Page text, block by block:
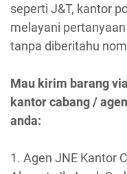
seperti J&T, kantor
melayani
tanpa diberitahu
Mau kirim barang
kantor cabang /
anda:
1. Agen JNE Kantor